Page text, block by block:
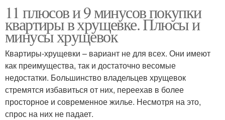
11 плюсов и 9 минусов покупки
квартиры в хрущевке. Плюсы и
минусы хрущевок
Квартиры-хрущевки – вариант не для всех. Они имеют
как преимущества, так и достаточно весомые
недостатки. Большинство владельцев хрущевок
стремятся избавиться от них, переехав в более
просторное и современное жилье. Несмотря на это,
спрос на них не падает.